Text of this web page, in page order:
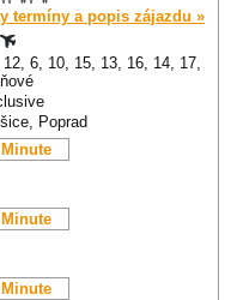
termíny a popis zájazdu »
6, 10, 15, 13, 16, 14, 17,
Poprad